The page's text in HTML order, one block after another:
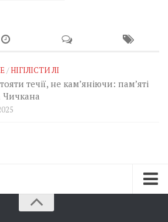
/НІГІЛІСТИ ЛІ
течії, не кам’яніючи: пам’яті
Чичкана